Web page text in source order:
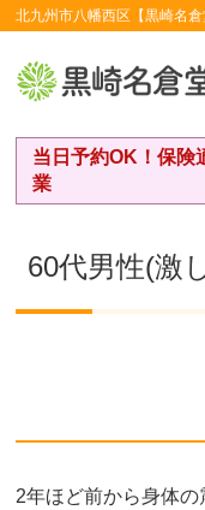
北九州市八幡西区【黒崎名
当日予約OK！保険
業
60代男性(激
2年ほど前から身体